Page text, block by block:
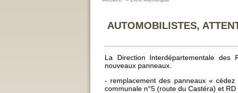
AUTOMOBILISTES,
La Direction Interdépartementale des
nouveaux panneaux.
- remplacement des panneaux «
communale n°5 (route du Castéra) et RD